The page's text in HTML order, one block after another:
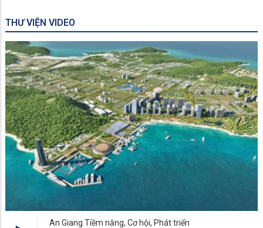
THƯ VIỆN VIDEO
An Giang Tiềm năng, Cơ hội, Phát triển